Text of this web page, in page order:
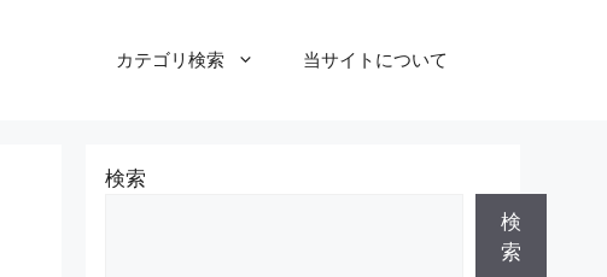
カテゴリ検索 当サイトについて
検索
検
索